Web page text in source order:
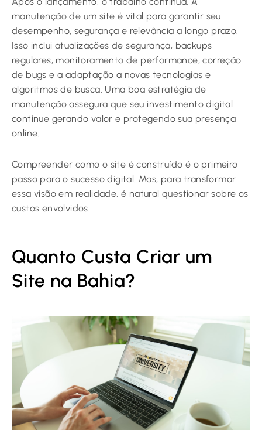
manutenção de um site é vital para garantir seu
desempenho, segurança e relevância a longo prazo.
Isso inclui atualizações de segurança, backups
regulares, monitoramento de performance, correção
de bugs e a adaptação a novas tecnologias e
algoritmos de busca. Uma boa estratégia de
manutenção assegura que seu investimento digital
continue gerando valor e protegendo sua presença
online.
Compreender como o site é construído é o primeiro
passo para o sucesso digital. Mas, para transformar
essa visão em realidade, é natural questionar sobre os
custos envolvidos.
Quanto Custa Criar um
Site na Bahia?